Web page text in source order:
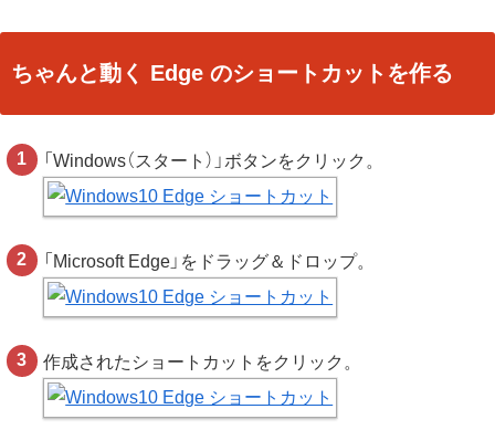
ちゃんと動く Edge のショートカットを作る
「Windows（スタート）」ボタンをクリック。
「Microsoft Edge」をドラッグ＆ドロップ。
作成されたショートカットをクリック。